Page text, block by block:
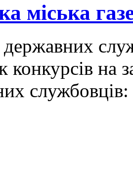
міська
державних
конкурсів на
службовців: